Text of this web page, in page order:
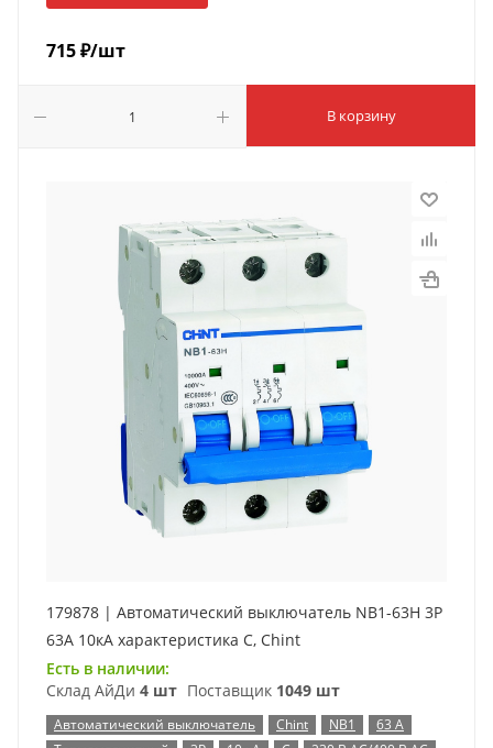
715₽/шт
В корзину
179878 | Автоматический выключатель NB1-63H 3P
63А 10кА характеристика C, Chint
Есть в наличии:
Склад АйДи 4 шт Поставщик 1049 шт
Автоматический выключатель Chint NB1
63 А